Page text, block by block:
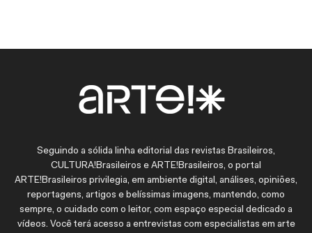
Seguindo a sólida linha editorial das revistas Brasileiros,
CULTURA!Brasileiros e ARTE!Brasileiros, o portal
ARTE!Brasileiros privilegia, em ambiente digital, análises, opiniões,
reportagens, artigos e belíssimas imagens, mantendo, como
sempre, o cuidado com o leitor, com espaço especial dedicado a
vídeos. Você terá acesso a entrevistas com especialistas em arte